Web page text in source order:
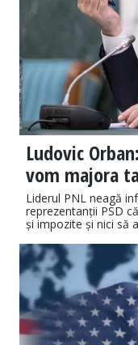
Ludovic
vom majora
Liderul PNL neagă
reprezentanții PSD
și impozite și nici să